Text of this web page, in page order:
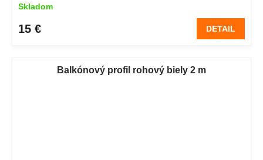
Skladom
15 € DETAIL
Balkónový profil rohový biely 2 m